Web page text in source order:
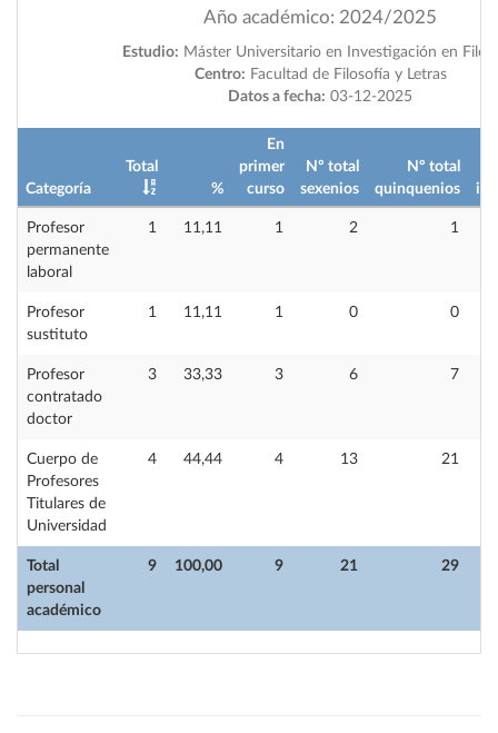
Año académico: 2024/2025
Estudio: Máster Universitario en Investigación en
Centro: Facultad de Filosofía y Letras
Datos a fecha: 03-12-2025
Categoría
Total
%
En
primer
curso
Nº total
sexenios
Nº total
quinquenios
Total
personal
académico
9 100,00 9 21 29
Profesor
permanente
laboral
1 11,11 1 2 1
Profesor
sustituto
1 11,11 1 0 0
Profesor
contratado
doctor
3 33,33 3 6 7
Cuerpo de
Profesores
Titulares de
Universidad
4 44,44 4 13 21